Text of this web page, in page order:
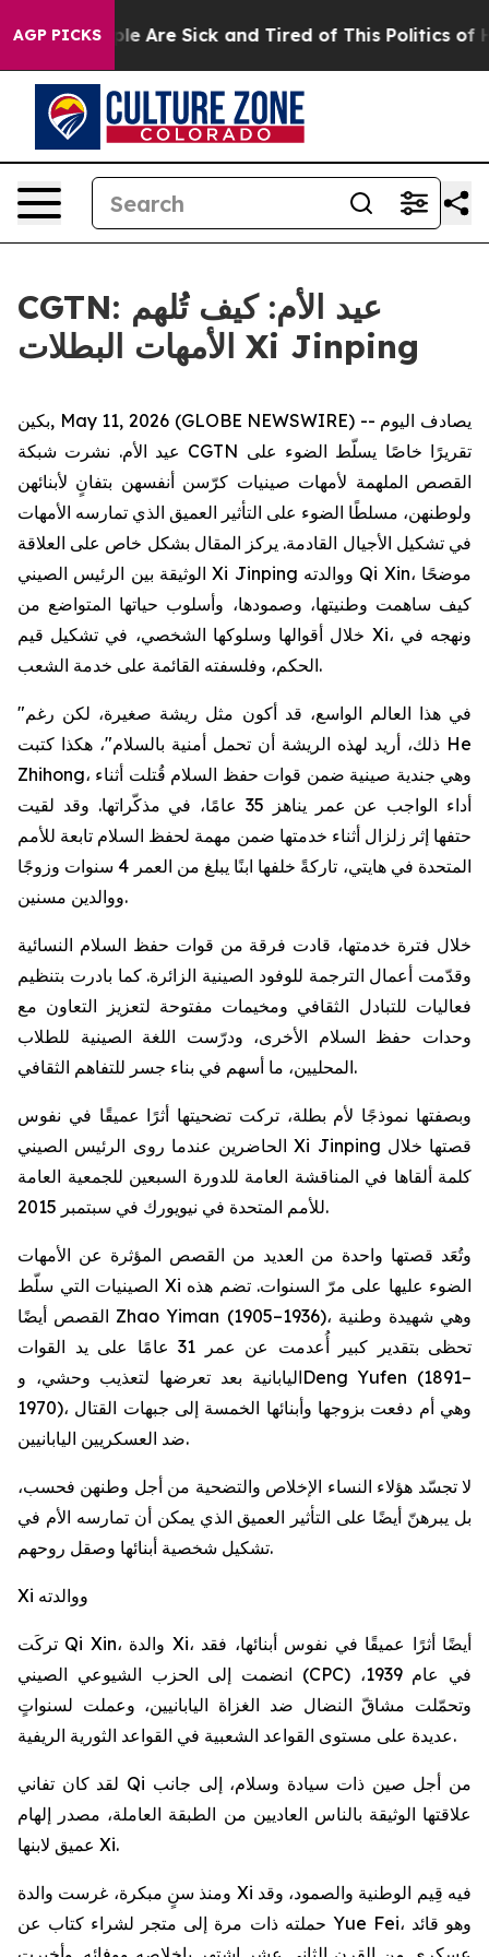
AGP PICKS
“People Are Sick and Tired of This Politics of
CGTN: عيد الأم: كيف تُلهم
الأمهات البطلات Xi Jinping
بكين, May 11, 2026 (GLOBE NEWSWIRE) -- يصادف اليوم
عيد الأم. نشرت شبكة CGTN تقريرًا خاصًا يسلّط الضوء على
القصص الملهمة لأمهات صينيات كرّسن أنفسهن بتفانٍ لأبنائهن
ولوطنهن، مسلطًا الضوء على التأثير العميق الذي تمارسه الأمهات
في تشكيل الأجيال القادمة. يركز المقال بشكل خاص على العلاقة
الوثيقة بين الرئيس الصيني Xi Jinping ووالدته Qi Xin، موضحًا
كيف ساهمت وطنيتها، وصمودها، وأسلوب حياتها المتواضع من
خلال أقوالها وسلوكها الشخصي، في تشكيل قيم Xi، ونهجه في
الحكم، وفلسفته القائمة على خدمة الشعب.
"في هذا العالم الواسع، قد أكون مثل ريشة صغيرة، لكن رغم
ذلك، أريد لهذه الريشة أن تحمل أمنية بالسلام"، هكذا كتبت He
Zhihong، وهي جندية صينية ضمن قوات حفظ السلام قُتلت أثناء
أداء الواجب عن عمر يناهز 35 عامًا، في مذكّراتها. وقد لقيت
حتفها إثر زلزال أثناء خدمتها ضمن مهمة لحفظ السلام تابعة للأمم
المتحدة في هايتي، تاركةً خلفها ابنًا يبلغ من العمر 4 سنوات وزوجًا
ووالدين مسنين.
خلال فترة خدمتها، قادت فرقة من قوات حفظ السلام النسائية
وقدّمت أعمال الترجمة للوفود الصينية الزائرة. كما بادرت بتنظيم
فعاليات للتبادل الثقافي ومخيمات مفتوحة لتعزيز التعاون مع
وحدات حفظ السلام الأخرى، ودرّست اللغة الصينية للطلاب
المحليين، ما أسهم في بناء جسر للتفاهم الثقافي.
وبصفتها نموذجًا لأم بطلة، تركت تضحيتها أثرًا عميقًا في نفوس
الحاضرين عندما روى الرئيس الصيني Xi Jinping قصتها خلال
كلمة ألقاها في المناقشة العامة للدورة السبعين للجمعية العامة
للأمم المتحدة في نيويورك في سبتمبر 2015.
وتُعَد قصتها واحدة من العديد من القصص المؤثرة عن الأمهات
الصينيات التي سلّط Xi الضوء عليها على مرّ السنوات. تضم هذه
القصص أيضًا Zhao Yiman (1905–1936)، وهي شهيدة وطنية
تحظى بتقدير كبير أُعدمت عن عمر 31 عامًا على يد القوات
اليابانية بعد تعرضها لتعذيب وحشي، وDeng Yufen (1891–
1970)، وهي أم دفعت بزوجها وأبنائها الخمسة إلى جبهات القتال
ضد العسكريين اليابانيين.
لا تجسّد هؤلاء النساء الإخلاص والتضحية من أجل وطنهن فحسب،
بل يبرهنّ أيضًا على التأثير العميق الذي يمكن أن تمارسه الأم في
تشكيل شخصية أبنائها وصقل روحهم.
Xi ووالدته
تركَت Qi Xin، والدة Xi، أيضًا أثرًا عميقًا في نفوس أبنائها، فقد
انضمت إلى الحزب الشيوعي الصيني (CPC) في عام 1939،
وتحمّلت مشاقّ النضال ضد الغزاة اليابانيين، وعملت لسنواتٍ
عديدة على مستوى القواعد الشعبية في القواعد الثورية الريفية.
لقد كان تفاني Qi من أجل صين ذات سيادة وسلام، إلى جانب
علاقتها الوثيقة بالناس العاديين من الطبقة العاملة، مصدر إلهام
عميق لابنها Xi.
ومنذ سنٍ مبكرة، غرست والدة Xi فيه قِيم الوطنية والصمود، وقد
حملته ذات مرة إلى متجر لشراء كتاب عن Yue Fei، وهو قائد